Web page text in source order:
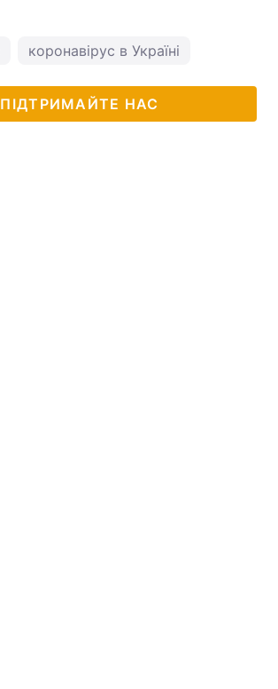
коронавірус в Україні
ПІДТРИМАЙТЕ НАС